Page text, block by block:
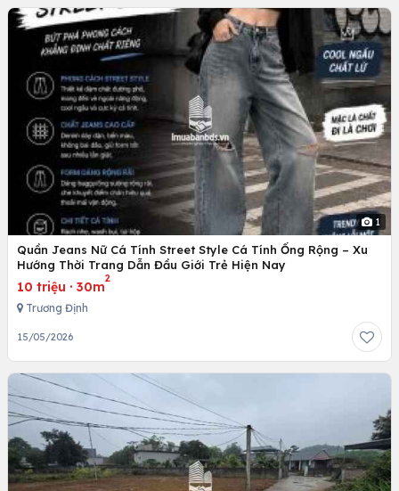
1
Quần Jeans Nữ Cá Tính Street Style Cá Tính Ống Rộng – Xu
Hướng Thời Trang Dẫn Đầu Giới Trẻ Hiện Nay
10 triệu · 30m
2
Trương Định
15/05/2026